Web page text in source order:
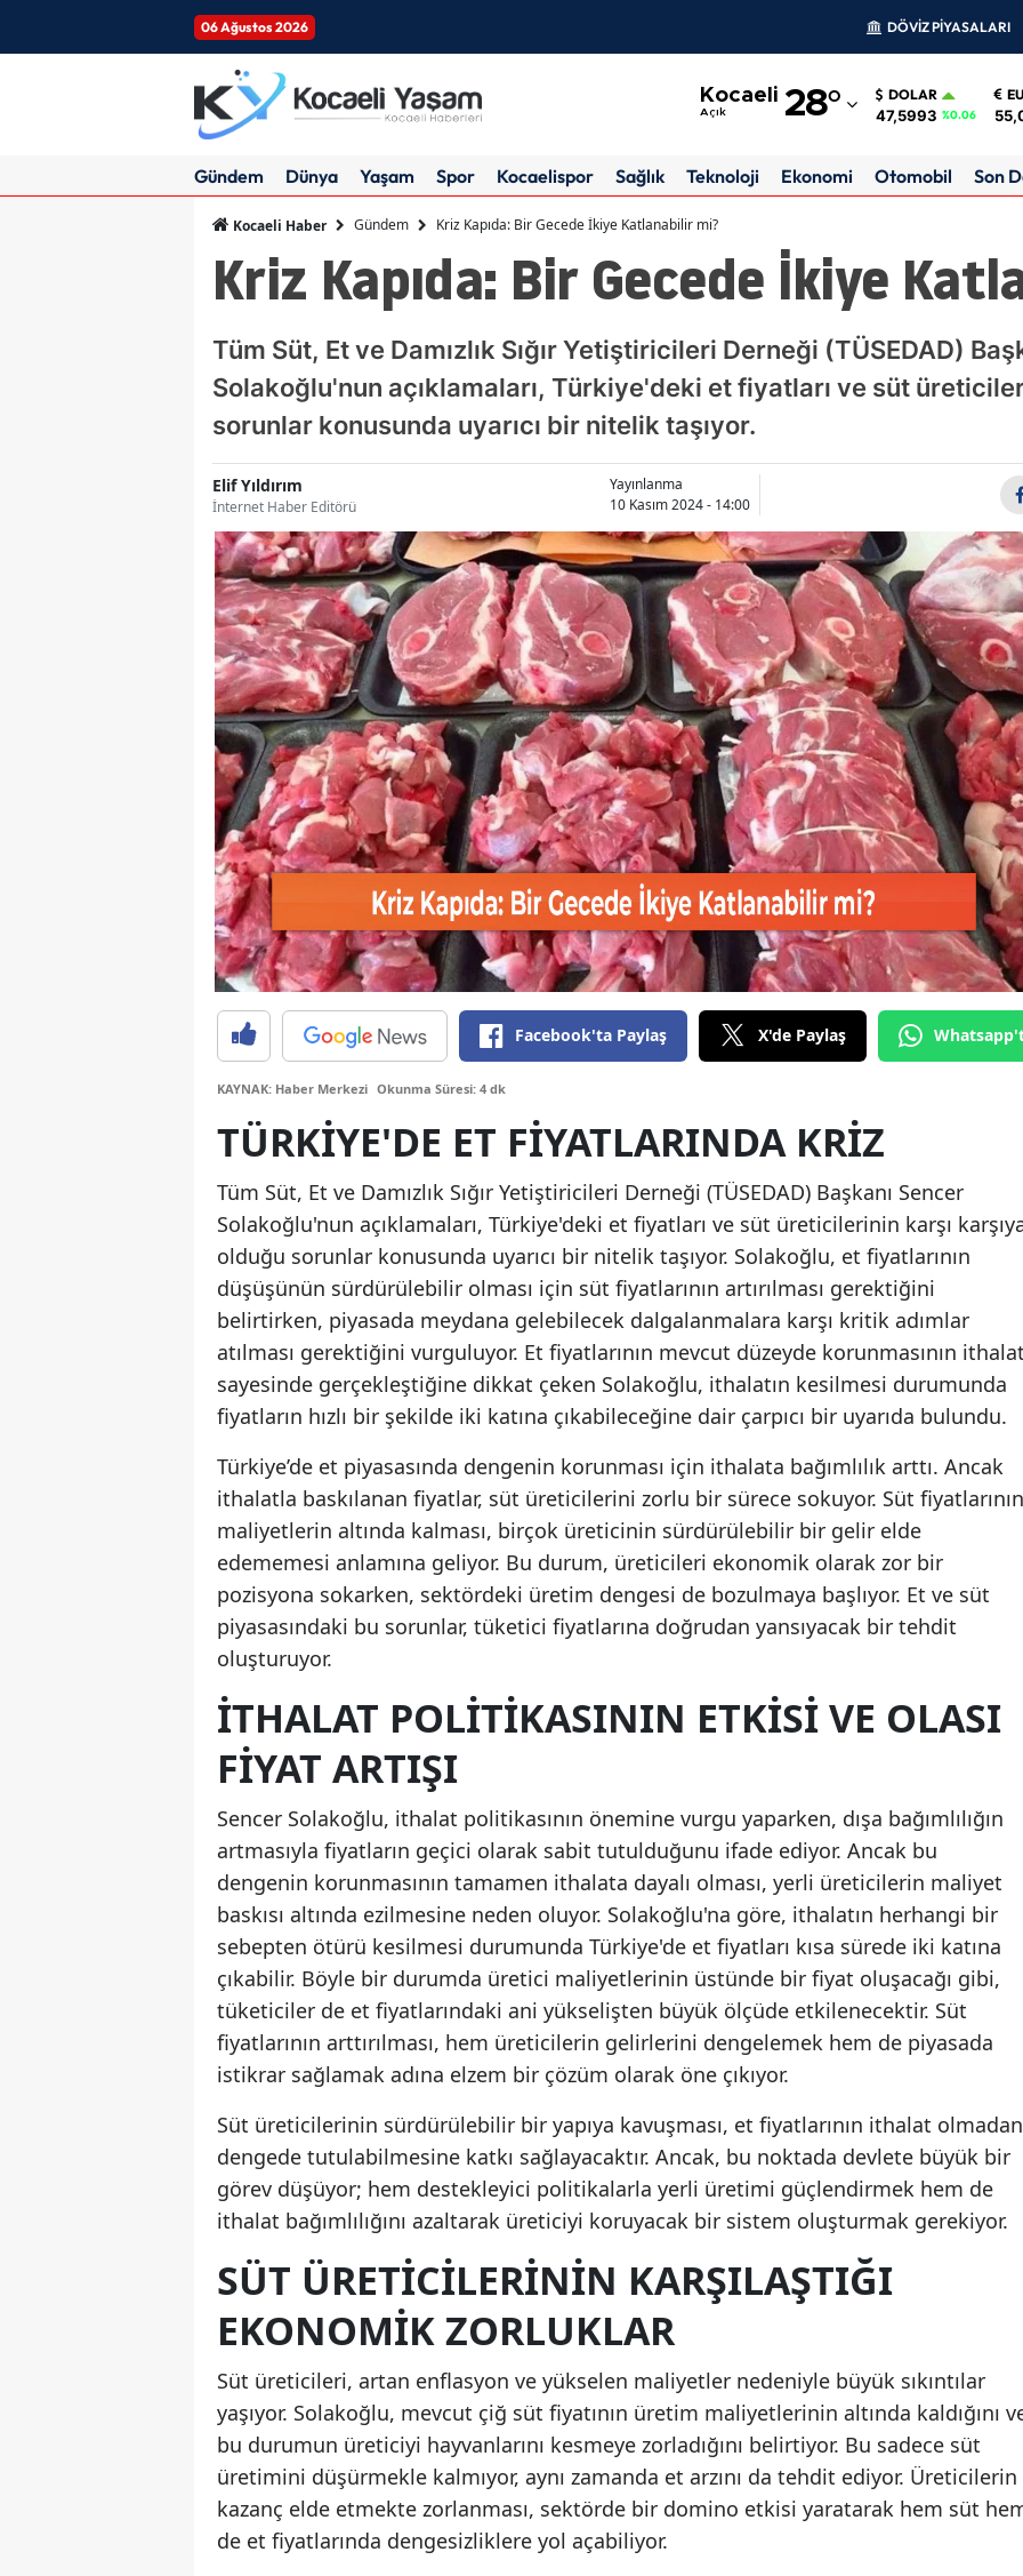
06 Ağustos 2026 DÖVİZ PİYASALARI
Kocaeli
Açık 28°
Adıyaman
Amasya
Ankara
Antalya
Artvin
Aydın
Bilecik
Bingöl
Bitlis
Bolu
Burdur
Bursa
Çanakkale
Çankırı
Çorum
Denizli
Diyarbakır
Edirne
Erzincan
Erzurum
Eskişehir
Gaziantep
Giresun
Gümüşhane
Hakkari
Hatay
Isparta
Mersin
İstanbul
Kars
Kırklareli
Kırşehir
Kocaeli
Konya
Kütahya
Malatya
Manisa
Kahramanmaraş
Mardin
Muğla
Niğde
Ordu
Rize
DOLAR
47,5993 %0.06
Gündem Dünya Yaşam Spor Kocaelispor Sağlık Teknoloji Ekonomi Otomobil Son
Kocaeli Haber Gündem Kriz Kapıda: Bir Gecede İkiye Katlanabilir mi?
Kriz Kapıda: Bir Gecede İkiye
Tüm Süt, Et ve Damızlık Sığır Yetiştiricileri Derneği (TÜSEDAD)
Solakoğlu'nun açıklamaları, Türkiye'deki et fiyatları ve süt
sorunlar konusunda uyarıcı bir nitelik taşıyor.
Elif Yıldırım
İnternet Haber Editörü
Yayınlanma
10 Kasım 2024 - 14:00
Facebook'ta Paylaş X'de Paylaş
KAYNAK: Haber Merkezi Okunma Süresi: 4 dk
TÜRKIYE'DE ET FIYATLARINDA KRIZ
Tüm Süt, Et ve Damızlık Sığır Yetiştiricileri Derneği (TÜSEDAD) Başkanı Sencer
Solakoğlu'nun açıklamaları, Türkiye'deki et fiyatları ve süt üreticilerinin karşı
olduğu sorunlar konusunda uyarıcı bir nitelik taşıyor. Solakoğlu, et fiyatlarının
düşüşünün sürdürülebilir olması için süt fiyatlarının artırılması gerektiğini
belirtirken, piyasada meydana gelebilecek dalgalanmalara karşı kritik adımlar
atılması gerektiğini vurguluyor. Et fiyatlarının mevcut düzeyde korunmasının
sayesinde gerçekleştiğine dikkat çeken Solakoğlu, ithalatın kesilmesi durumunda
fiyatların hızlı bir şekilde iki katına çıkabileceğine dair çarpıcı bir uyarıda bulundu.
Türkiye’de et piyasasında dengenin korunması için ithalata bağımlılık arttı. Ancak
ithalatla baskılanan fiyatlar, süt üreticilerini zorlu bir sürece sokuyor. Süt fiyatlarının
maliyetlerin altında kalması, birçok üreticinin sürdürülebilir bir gelir elde
edememesi anlamına geliyor. Bu durum, üreticileri ekonomik olarak zor bir
pozisyona sokarken, sektördeki üretim dengesi de bozulmaya başlıyor. Et ve süt
piyasasındaki bu sorunlar, tüketici fiyatlarına doğrudan yansıyacak bir tehdit
oluşturuyor.
İTHALAT POLITIKASININ ETKISI VE OLASI
FIYAT ARTIŞI
Sencer Solakoğlu, ithalat politikasının önemine vurgu yaparken, dışa bağımlılığın
artmasıyla fiyatların geçici olarak sabit tutulduğunu ifade ediyor. Ancak bu
dengenin korunmasının tamamen ithalata dayalı olması, yerli üreticilerin maliyet
baskısı altında ezilmesine neden oluyor. Solakoğlu'na göre, ithalatın herhangi bir
sebepten ötürü kesilmesi durumunda Türkiye'de et fiyatları kısa sürede iki katına
çıkabilir. Böyle bir durumda üretici maliyetlerinin üstünde bir fiyat oluşacağı gibi,
tüketiciler de et fiyatlarındaki ani yükselişten büyük ölçüde etkilenecektir. Süt
fiyatlarının arttırılması, hem üreticilerin gelirlerini dengelemek hem de piyasada
istikrar sağlamak adına elzem bir çözüm olarak öne çıkıyor.
Süt üreticilerinin sürdürülebilir bir yapıya kavuşması, et fiyatlarının ithalat olmadan
dengede tutulabilmesine katkı sağlayacaktır. Ancak, bu noktada devlete büyük bir
görev düşüyor; hem destekleyici politikalarla yerli üretimi güçlendirmek hem de
ithalat bağımlılığını azaltarak üreticiyi koruyacak bir sistem oluşturmak gerekiyor.
SÜT ÜRETICILERININ KARŞILAŞTIĞI
EKONOMIK ZORLUKLAR
Süt üreticileri, artan enflasyon ve yükselen maliyetler nedeniyle büyük sıkıntılar
yaşıyor. Solakoğlu, mevcut çiğ süt fiyatının üretim maliyetlerinin altında kaldığını
bu durumun üreticiyi hayvanlarını kesmeye zorladığını belirtiyor. Bu sadece süt
üretimini düşürmekle kalmıyor, aynı zamanda et arzını da tehdit ediyor. Üreticilerin
kazanç elde etmekte zorlanması, sektörde bir domino etkisi yaratarak hem süt
de et fiyatlarında dengesizliklere yol açabiliyor.